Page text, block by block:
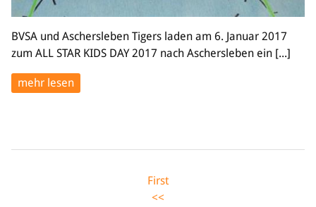
BVSA und Aschersleben Tigers laden am 6. Januar 2017
zum ALL STAR KIDS DAY 2017 nach Aschersleben ein [...]
mehr lesen
First
<<